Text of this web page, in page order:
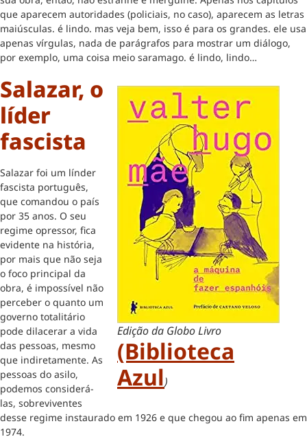
que aparecem autoridades (policiais, no caso), aparecem as letras
maiúsculas. é lindo. mas veja bem, isso é para os grandes. ele usa
apenas vírgulas, nada de parágrafos para mostrar um diálogo,
por exemplo, uma coisa meio saramago. é lindo, lindo…
Edição da Globo Livro
(Biblioteca
Azul)
Salazar, o
líder
fascista
Salazar foi um línder
fascista português,
que comandou o país
por 35 anos. O seu
regime opressor, fica
evidente na história,
por mais que não seja
o foco principal da
obra, é impossível não
perceber o quanto um
governo totalitário
pode dilacerar a vida
das pessoas, mesmo
que indiretamente. As
pessoas do asilo,
podemos considerá-
las, sobreviventes
desse regime instaurado em 1926 e que chegou ao fim apenas em
1974.